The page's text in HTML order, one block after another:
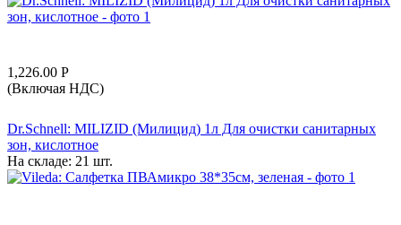
1,226.00 Р
(Включая НДС)
Dr.Schnell: MILIZID (Милицид) 1л Для очистки санитарных
зон, кислотное
На складе: 21 шт.